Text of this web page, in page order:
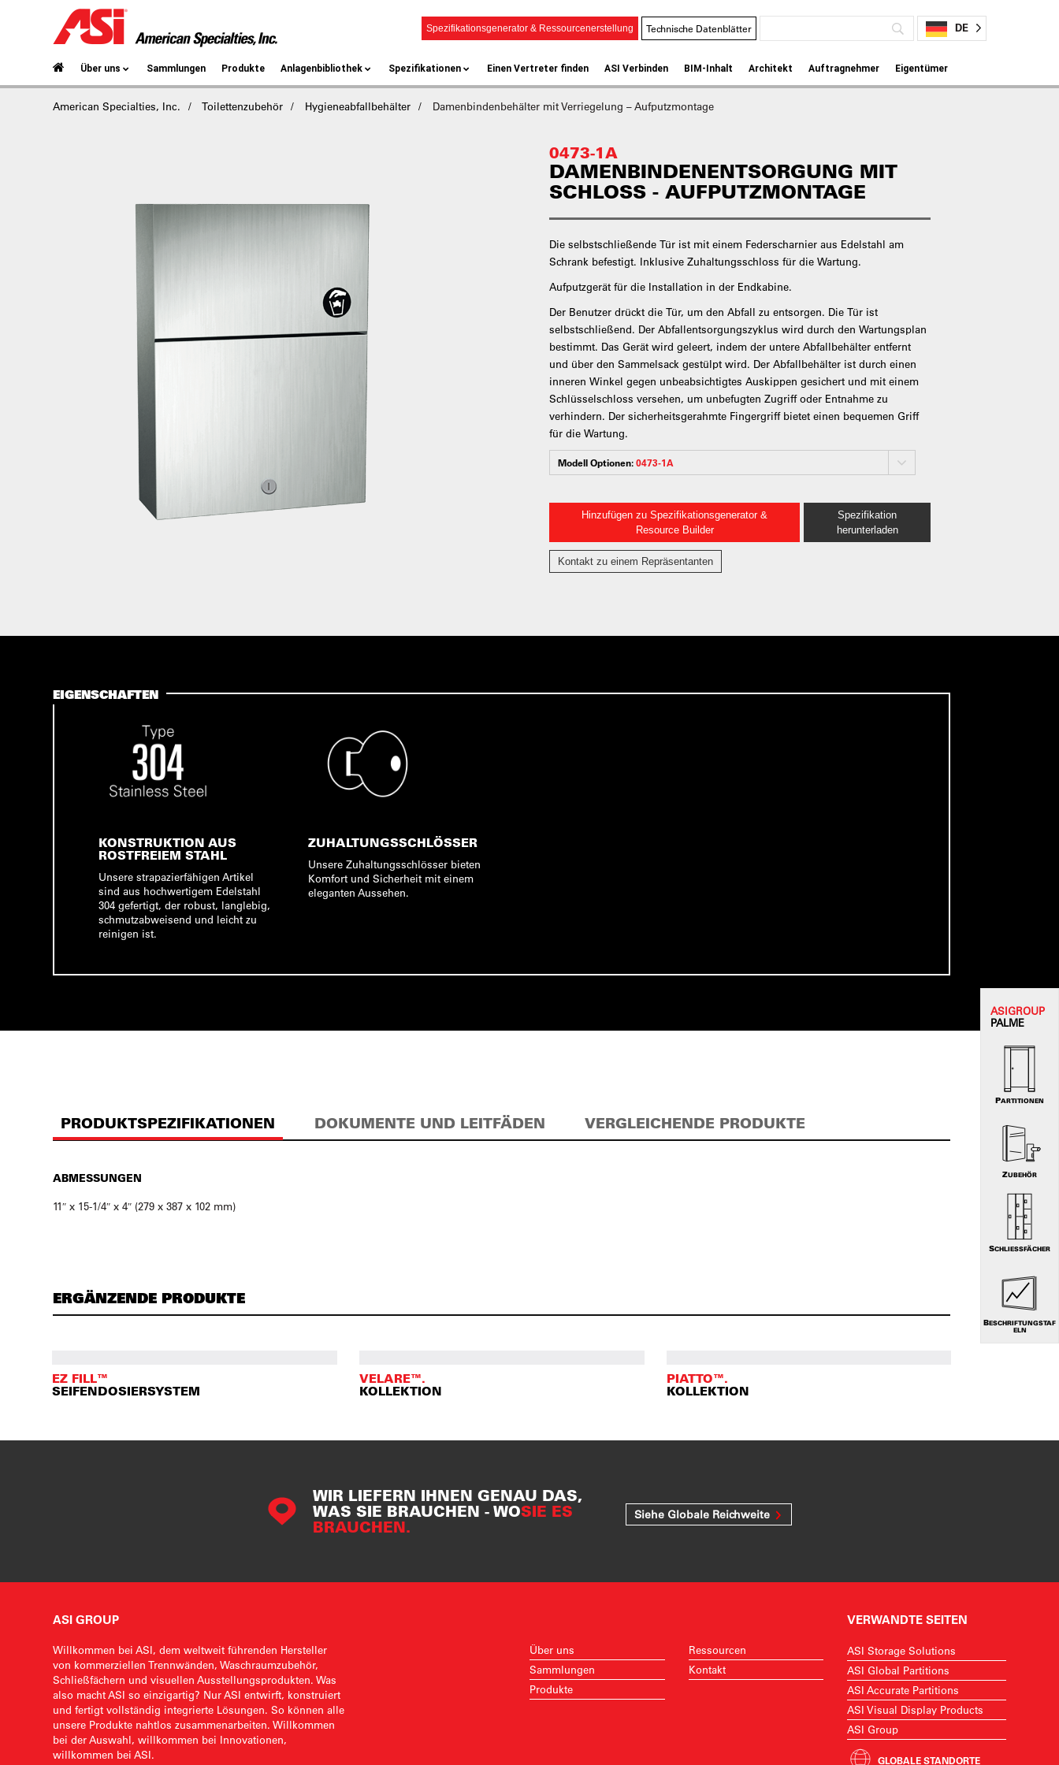
Spezifikationsgenerator & Ressourcenerstellung Technische Datenblätter DE
Über uns Sammlungen Produkte Anlagenbibliothek Spezifikationen Einen Vertreter finden ASI Verbinden BIM-Inhalt Architekt Auftragnehmer Eigentümer
American Specialties, Inc. Toilettenzubehör Hygieneabfallbehälter Damenbindenbehälter mit Verriegelung – Aufputzmontage
0473-1A
DAMENBINDENENTSORGUNG MIT
SCHLOSS - AUFPUTZMONTAGE
Die selbstschließende Tür ist mit einem Federscharnier aus Edelstahl am
Schrank befestigt. Inklusive Zuhaltungsschloss für die Wartung.
Aufputzgerät für die Installation in der Endkabine.
Der Benutzer drückt die Tür, um den Abfall zu entsorgen. Die Tür ist
selbstschließend. Der Abfallentsorgungszyklus wird durch den Wartungsplan
bestimmt. Das Gerät wird geleert, indem der untere Abfallbehälter entfernt
und über den Sammelsack gestülpt wird. Der Abfallbehälter ist durch einen
inneren Winkel gegen unbeabsichtigtes Auskippen gesichert und mit einem
Schlüsselschloss versehen, um unbefugten Zugriff oder Entnahme zu
verhindern. Der sicherheitsgerahmte Fingergriff bietet einen bequemen Griff
für die Wartung.
Modell Optionen:0473-1A
Hinzufügen zu Spezifikationsgenerator &
Resource Builder
Spezifikation
herunterladen
Kontakt zu einem Repräsentanten
EIGENSCHAFTEN
KONSTRUKTION AUS
ROSTFREIEM STAHL
Unsere strapazierfähigen Artikel
sind aus hochwertigem Edelstahl
304 gefertigt, der robust, langlebig,
schmutzabweisend und leicht zu
reinigen ist.
ZUHALTUNGSSCHLÖSSER
Unsere Zuhaltungsschlösser bieten
Komfort und Sicherheit mit einem
eleganten Aussehen.
PRODUKTSPEZIFIKATIONEN DOKUMENTE UND LEITFÄDEN VERGLEICHENDE PRODUKTE
ABMESSUNGEN
11″ x 15-1/4″ x 4″ (279 x 387 x 102 mm)
ERGÄNZENDE PRODUKTE
EZ FILL™
SEIFENDOSIERSYSTEM
VELARE™.
KOLLEKTION
PIATTO™.
KOLLEKTION
WIR LIEFERN IHNEN GENAU DAS,
WAS SIE BRAUCHEN - WOSIE ES
BRAUCHEN.
Siehe Globale Reichweite
ASIGROUP
PALME
PARTITIONEN
ZUBEHÖR
SCHLIESSFÄCHER
BESCHRIFTUNGSTAF
ELN
ASI GROUP
Willkommen bei ASI, dem weltweit führenden Hersteller
von kommerziellen Trennwänden, Waschraumzubehör,
Schließfächern und visuellen Ausstellungsprodukten. Was
also macht ASI so einzigartig? Nur ASI entwirft, konstruiert
und fertigt vollständig integrierte Lösungen. So können alle
unsere Produkte nahtlos zusammenarbeiten. Willkommen
bei der Auswahl, willkommen bei Innovationen,
willkommen bei ASI.
Über uns
Sammlungen
Produkte
Ressourcen
Kontakt
VERWANDTE SEITEN
ASI Storage Solutions
ASI Global Partitions
ASI Accurate Partitions
ASI Visual Display Products
ASI Group
GLOBALE STANDORTE